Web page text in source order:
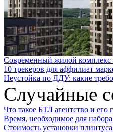
Современный жилой комплекс
10 трекеров для аффилиат
Неустойка по ДДУ: какие
Случайные
Что такое БТЛ агентство и его
Время, необходимое для
Стоимость установки